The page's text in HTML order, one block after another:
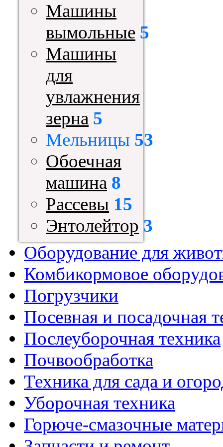
Машины
вымольные 5
Машины
для
увлажнения
зерна 5
Мельницы 53
Обоечная
машина 8
Рассевы 15
Энтолейтор 3
Оборудование для
Комбикормовое
Погрузчики
Посевная и посадочная
Послеуборочная техника
Почвообработка
Техника для сада и
Уборочная техника
Горюче-смазочные